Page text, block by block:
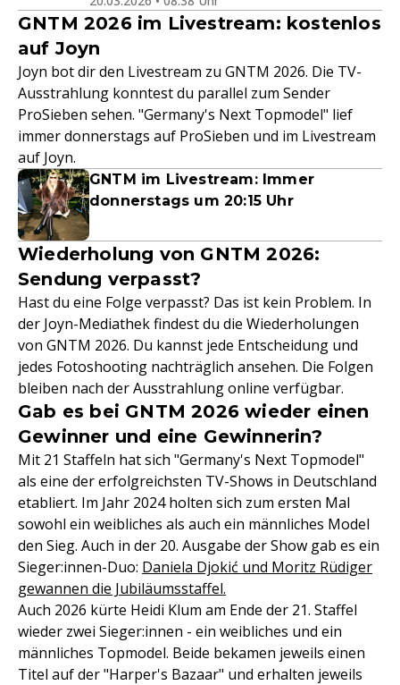
GNTM 2026 im Livestream: kostenlos
auf Joyn
Joyn bot dir den Livestream zu GNTM 2026. Die TV-
Ausstrahlung konntest du parallel zum Sender
ProSieben sehen. "Germany's Next Topmodel" lief
immer donnerstags auf ProSieben und im Livestream
auf Joyn.
GNTM im Livestream: Immer
donnerstags um 20:15 Uhr
Wiederholung von GNTM 2026:
Sendung verpasst?
Hast du eine Folge verpasst? Das ist kein Problem. In
der Joyn-Mediathek findest du die Wiederholungen
von GNTM 2026. Du kannst jede Entscheidung und
jedes Fotoshooting nachträglich ansehen. Die Folgen
bleiben nach der Ausstrahlung online verfügbar.
Gab es bei GNTM 2026 wieder einen
Gewinner und eine Gewinnerin?
Mit 21 Staffeln hat sich "Germany's Next Topmodel"
als eine der erfolgreichsten TV-Shows in Deutschland
etabliert. Im Jahr 2024 holten sich zum ersten Mal
sowohl ein weibliches als auch ein männliches Model
den Sieg. Auch in der 20. Ausgabe der Show gab es ein
Sieger:innen-Duo: Daniela Djokić und Moritz Rüdiger
gewannen die Jubiläumsstaffel.
Auch 2026 kürte Heidi Klum am Ende der 21. Staffel
wieder zwei Sieger:innen - ein weibliches und ein
männliches Topmodel. Beide bekamen jeweils einen
Titel auf der "Harper's Bazaar" und erhalten jeweils